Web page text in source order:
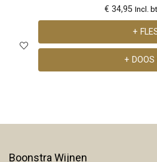
€ 34,95 Incl.
+
+ DOOS
Boonstra Wijnen